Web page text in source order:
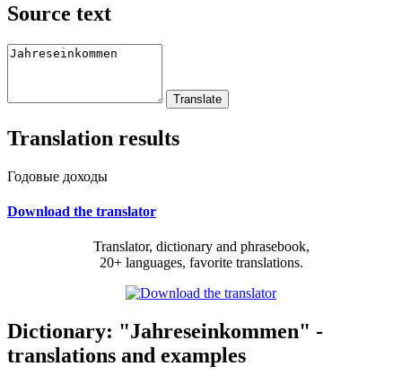
Source text
Translation results
Годовые доходы
Download the translator
Translator, dictionary and phrasebook,
20+ languages, favorite translations.
Dictionary: "Jahreseinkommen" -
translations and examples